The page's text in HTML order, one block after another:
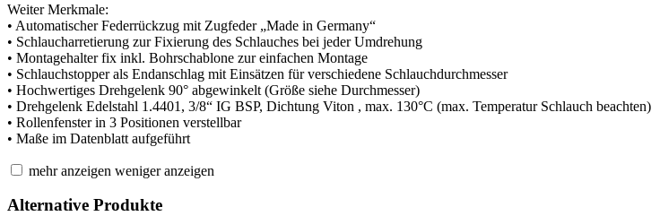
Weiter Merkmale:
• Automatischer Federrückzug mit Zugfeder „Made in Germany“
• Schlaucharretierung zur Fixierung des Schlauches bei jeder Umdrehung
• Montagehalter fix inkl. Bohrschablone zur einfachen Montage
• Schlauchstopper als Endanschlag mit Einsätzen für verschiedene Schlauchdurchmesser
• Hochwertiges Drehgelenk 90° abgewinkelt (Größe siehe Durchmesser)
• Drehgelenk Edelstahl 1.4401, 3/8“ IG BSP, Dichtung Viton , max. 130°C (max. Temperatur Schlauch beachten)
• Rollenfenster in 3 Positionen verstellbar
• Maße im Datenblatt aufgeführt
mehr anzeigen weniger anzeigen
Alternative Produkte